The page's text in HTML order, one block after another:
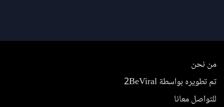
من نحن
تم تطويره بواسطة 2BeViral
للتواصل معانا